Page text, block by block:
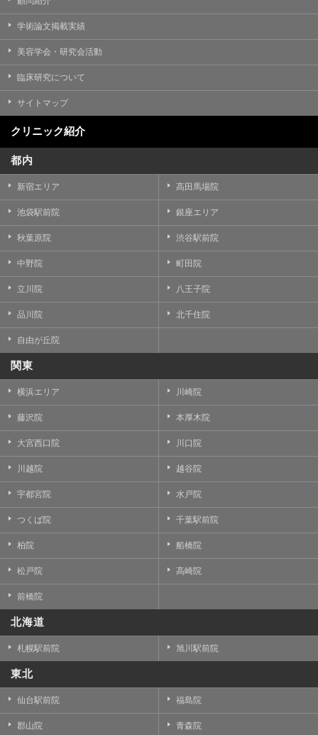
学術論文掲載実績
美容学会・研究会活動
臨床研究について
サイトマップ
クリニック紹介
都内
新宿エリア 高田馬場院
池袋駅前院 銀座エリア
秋葉原院 渋谷駅前院
中野院 町田院
立川院 八王子院
品川院 北千住院
自由が丘院
関東
横浜エリア 川崎院
藤沢院 本厚木院
大宮西口院 川口院
川越院 越谷院
宇都宮院 水戸院
つくば院 千葉駅前院
柏院 船橋院
松戸院 高崎院
前橋院
北海道
札幌駅前院 旭川駅前院
東北
仙台駅前院 福島院
郡山院 青森院